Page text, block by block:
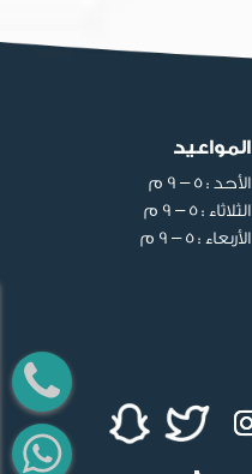
المواعيد
الأحد : ٥ – ٩ م
الثلاثاء : ٥ – ٩ م
الأربعاء : ٥ – ٩ م